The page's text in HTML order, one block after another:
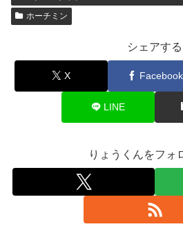
ホーチミン
シェアする
X Facebook
LINE
りょうくんをフォ